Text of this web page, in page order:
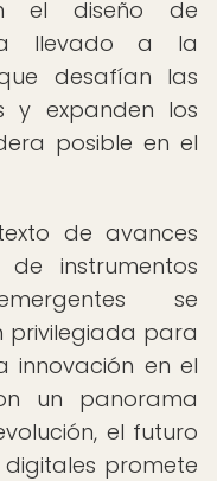
el diseño de
llevado a la
desafían las
y expanden los
posible en el
de avances
instrumentos
se
privilegiada para
innovación en el
un panorama
el futuro
promete